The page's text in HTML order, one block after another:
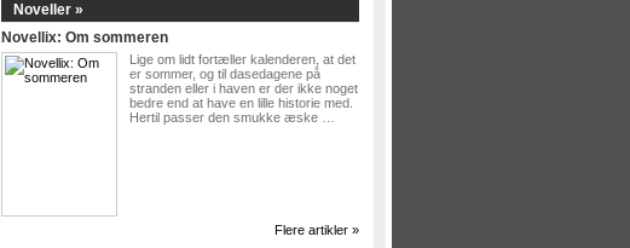
Noveller »
Novellix: Om sommeren
Lige om lidt fortæller kalenderen, at det
er sommer, og til dasedagene på
stranden eller i haven er der ikke noget
bedre end at have en lille historie med.
Hertil passer den smukke æske …
Flere artikler »